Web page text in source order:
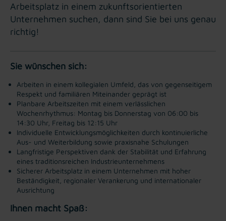
Arbeitsplatz in einem zukunftsorientierten
Unternehmen suchen, dann sind Sie bei uns genau
richtig!
Sie wünschen sich:
Arbeiten in einem kollegialen Umfeld, das von gegenseitigem
Respekt und familiären Miteinander geprägt ist
Planbare Arbeitszeiten mit einem verlässlichen
Wochenrhythmus: Montag bis Donnerstag von 06:00 bis
14:30 Uhr, Freitag bis 12:15 Uhr
Individuelle Entwicklungsmöglichkeiten durch kontinuierliche
Aus- und Weiterbildung sowie praxisnahe Schulungen
Langfristige Perspektiven dank der Stabilität und Erfahrung
eines traditionsreichen Industrieunternehmens
Sicherer Arbeitsplatz in einem Unternehmen mit hoher
Beständigkeit, regionaler Verankerung und internationaler
Ausrichtung
Ihnen macht Spaß: